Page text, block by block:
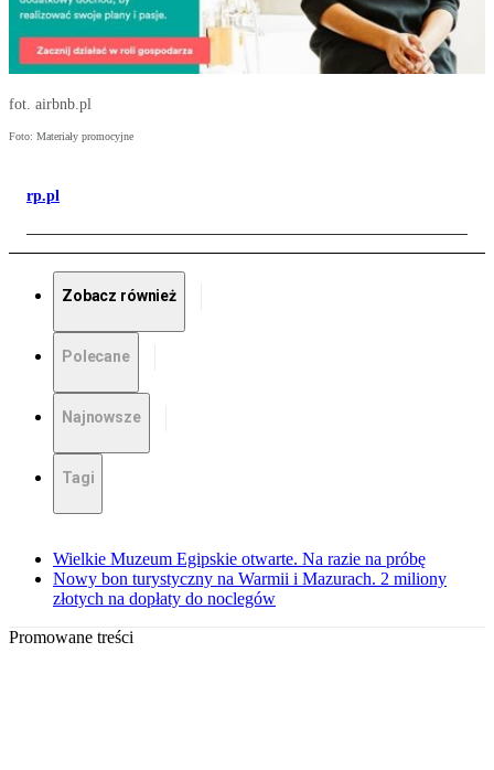
fot. airbnb.pl
Foto: Materiały promocyjne
rp.pl
Zobacz również
Polecane
Najnowsze
Tagi
Wielkie Muzeum Egipskie otwarte. Na razie na próbę
Nowy bon turystyczny na Warmii i Mazurach. 2 miliony
złotych na dopłaty do noclegów
Promowane treści